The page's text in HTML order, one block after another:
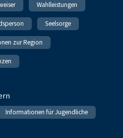
Wahlleistungen
Seelsorge
zur Region
Informationen für Jugendliche